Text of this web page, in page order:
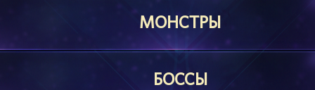
МОНСТРЫ
БОССЫ